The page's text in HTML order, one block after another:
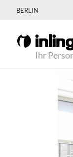
BERLIN
Ihr